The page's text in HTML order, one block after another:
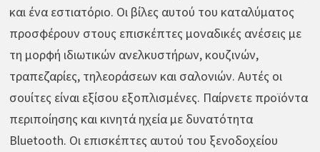
και ένα εστιατόριο. Οι βίλες αυτού του καταλύματος
προσφέρουν στους επισκέπτες μοναδικές ανέσεις με
τη μορφή ιδιωτικών ανελκυστήρων, κουζινών,
τραπεζαρίες, τηλεοράσεων και σαλονιών. Αυτές οι
σουίτες είναι εξίσου εξοπλισμένες. Παίρνετε προϊόντα
περιποίησης και κινητά ηχεία με δυνατότητα
Bluetooth. Οι επισκέπτες αυτού του ξενοδοχείου